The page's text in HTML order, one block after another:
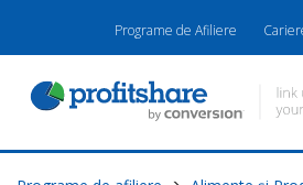
Programe de Afiliere